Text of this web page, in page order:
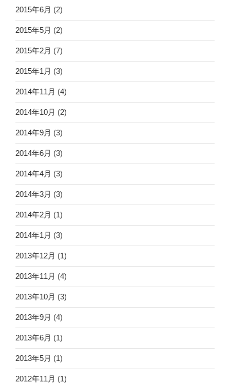
2015年6月 (2)
2015年5月 (2)
2015年2月 (7)
2015年1月 (3)
2014年11月 (4)
2014年10月 (2)
2014年9月 (3)
2014年6月 (3)
2014年4月 (3)
2014年3月 (3)
2014年2月 (1)
2014年1月 (3)
2013年12月 (1)
2013年11月 (4)
2013年10月 (3)
2013年9月 (4)
2013年6月 (1)
2013年5月 (1)
2012年11月 (1)